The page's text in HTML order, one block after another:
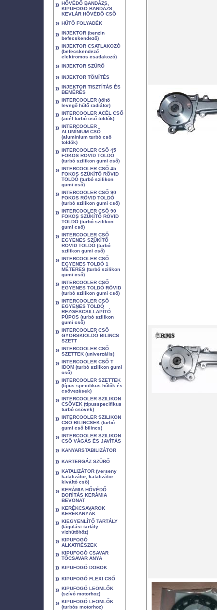
» HŐVÉDŐ BANDÁZS,
KIPUFOGÓ BANDÁZS,
KEVLÁR HŐVÉDŐ CSŐ
» HŰTŐ FOLYADÉK
» INJEKTOR (benzin
befecskendező)
» INJEKTOR CSATLAKOZÓ
(befecskendező
elektromos csatlakozó)
» INJEKTOR SZŰRŐ
» INJEKTOR TÖMÍTÉS
» INJEKTOR TISZTÍTÁS ÉS
BEMÉRÉS
» INTERCOOLER (töltő
levegő hűtő radiátor)
» INTERCOOLER ACÉL CSŐ
(acél turbó cső toldók)
» INTERCOOLER
ALUMÍNIUM CSŐ
(alumínium turbó cső
toldók)
» INTERCOOLER CSŐ 45
FOKOS RÖVID TOLDÓ
(turbó szilikon gumi cső)
» INTERCOOLER CSŐ 45
FOKOS SZŰKÍTŐ RÖVID
TOLDÓ (turbó szilikon
gumi cső)
» INTERCOOLER CSŐ 90
FOKOS RÖVID TOLDÓ
(turbó szilikon gumi cső)
» INTERCOOLER CSŐ 90
FOKOS SZŰKÍTŐ RÖVID
TOLDÓ (turbó szilikon
gumi cső)
» INTERCOOLER CSŐ
EGYENES SZŰKÍTŐ
RÖVID TOLDÓ (turbó
szilikon gumi cső)
» INTERCOOLER CSŐ
EGYENES TOLDÓ 1
MÉTERES (turbó szilikon
gumi cső)
» INTERCOOLER CSŐ
EGYENES TOLDÓ RÖVID
(turbó szilikon gumi cső)
» INTERCOOLER CSŐ
EGYENES TOLDÓ
REZGÉSCSILLAPÍTÓ
PÚPOS (turbó szilikon
gumi cső)
» INTERCOOLER CSŐ
GYORSKIOLDÓ BILINCS
SZETT
» INTERCOOLER CSŐ
SZETTEK (univerzális)
» INTERCOOLER CSŐ T
IDOM (turbó szilikon gumi
cső)
» INTERCOOLER SZETTEK
(típus specifikus hűtők és
csövezések)
» INTERCOOLER SZILIKON
CSÖVEK (típusspecifikus
turbó csövek)
» INTERCOOLER SZILIKON
CSŐ BILINCSEK (turbó
gumi cső bilincs)
» INTERCOOLER SZILIKON
CSŐ VÁGÁS ÉS JAVÍTÁS
» KANYARSTABILIZÁTOR
» KARTERGÁZ SZŰRŐ
» KATALIZÁTOR (verseny
katalizátor, katalizátor
kiváltó cső)
» KERÁMIA HŐVÉDŐ
BORÍTÁS KERÁMIA
BEVONAT
» KERÉKCSAVAROK
KERÉKANYÁK
» KIEGYENLÍTŐ TARTÁLY
(tágulási tartály
vízhűtőhöz)
» KIPUFOGÓ
ALKATRÉSZEK
» KIPUFOGÓ CSAVAR
TŐCSAVAR ANYA
» KIPUFOGÓ DOBOK
» KIPUFOGÓ FLEXI CSŐ
» KIPUFOGÓ LEÖMLŐK
(szívó motorhoz)
» KIPUFOGÓ LEÖMLŐK
(turbós motorhoz)